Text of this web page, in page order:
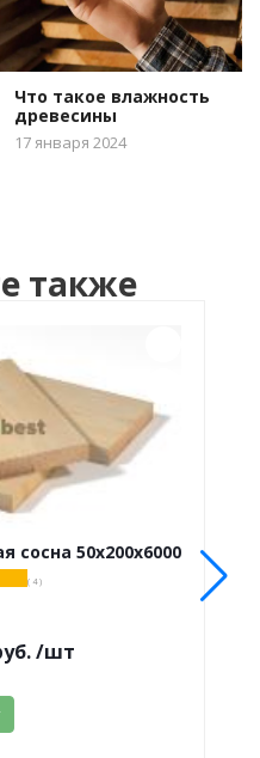
Что такое влажность
древесины
17 января 2024
также
сосна 50х200х6000
( 4 )
/шт